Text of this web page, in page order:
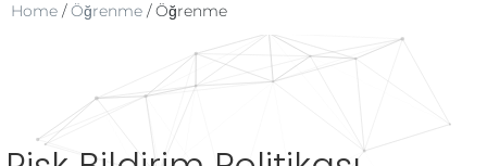
Home /Öğrenme /Öğrenme